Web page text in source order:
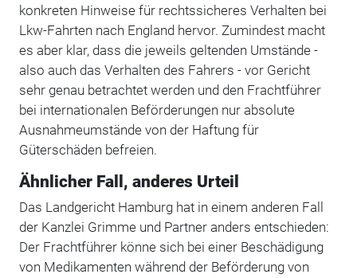
konkreten Hinweise für rechtssicheres Verhalten bei
Lkw-Fahrten nach England hervor. Zumindest macht
es aber klar, dass die jeweils geltenden Umstände -
also auch das Verhalten des Fahrers - vor Gericht
sehr genau betrachtet werden und den Frachtführer
bei internationalen Beförderungen nur absolute
Ausnahmeumstände von der Haftung für
Güterschäden befreien.
Ähnlicher Fall, anderes Urteil
Das Landgericht Hamburg hat in einem anderen Fall
der Kanzlei Grimme und Partner anders entschieden:
Der Frachtführer könne sich bei einer Beschädigung
von Medikamenten während der Beförderung von